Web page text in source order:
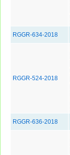
RGGR-634-2018
RGGR-524-2018
RGGR-636-2018